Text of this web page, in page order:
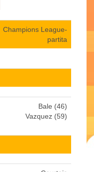
Champions League-
partita
Bale (46)
Vazquez (59)